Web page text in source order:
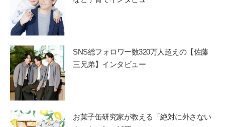
SNS総フォロワー数320万人超えの【佐藤
三兄弟】インタビュー
お菓子缶研究家が教える「絶対に外さない